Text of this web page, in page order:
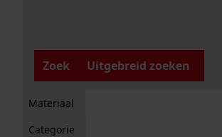
Zoek
Uitgebreid zoeken
Materiaal
Categorie